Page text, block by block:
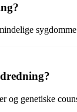
og genetiske